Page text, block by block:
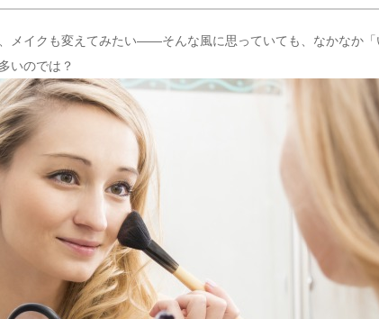
メイクも変えてみたい――そんな風に思っていても、なかなか「
いのでは？